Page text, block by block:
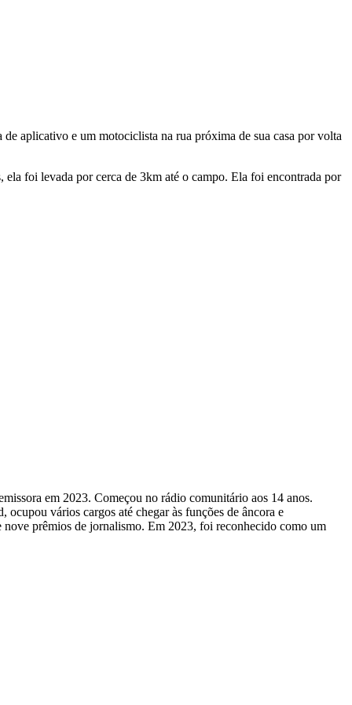
de aplicativo e um motociclista na rua próxima de sua casa por volta
foi levada por cerca de 3km até o campo. Ela foi encontrada por
em 2023. Começou no rádio comunitário aos 14 anos.
vários cargos até chegar às funções de âncora e
prêmios de jornalismo. Em 2023, foi reconhecido como um